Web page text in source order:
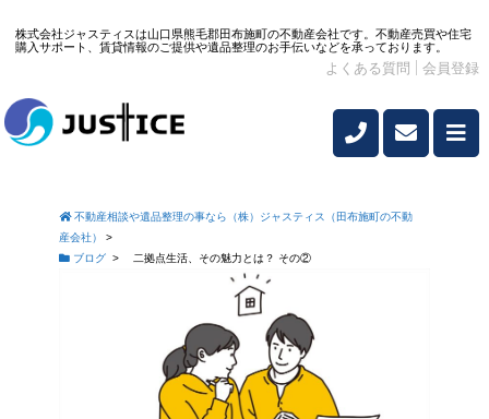
株式会社ジャスティスは山口県熊毛郡田布施町の不動産会社です。不動産売買や住宅
購入サポート、賃貸情報のご提供や遺品整理のお手伝いなどを承っております。
よくある質問 会員登録
不動産相談や遺品整理の事なら（株）ジャスティス（田布施町の不動
産会社）
>
ブログ > 二拠点生活、その魅力とは？ その②